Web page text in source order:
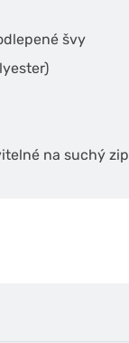
švy
na suchý zip